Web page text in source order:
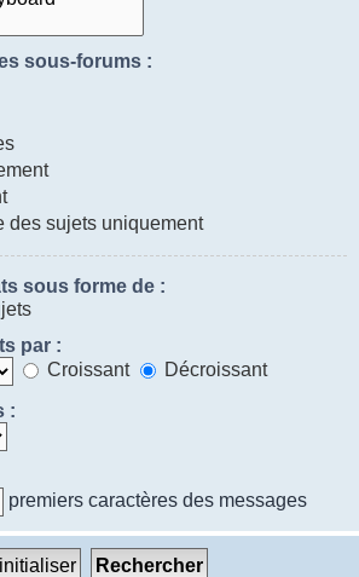
sous-forums :
des sujets uniquement
sous forme de :
par :
Croissant
Décroissant
:
premiers caractères des messages